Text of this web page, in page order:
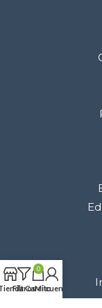
Filtros
0
Carrito
Mi cuenta